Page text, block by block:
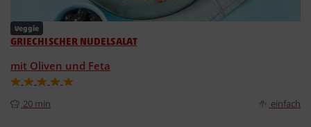
Veggie
GRIECHISCHER NUDELSALAT
mit Oliven und Feta
20 min einfach